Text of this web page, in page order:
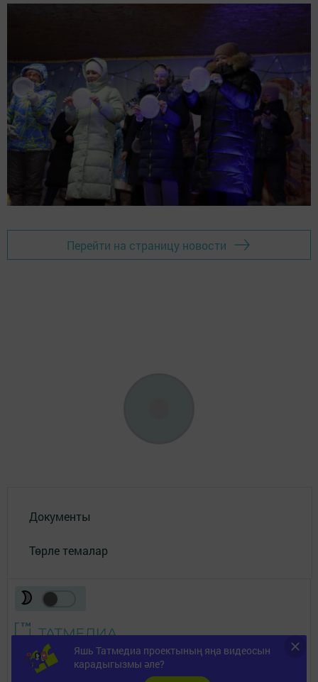
Перейти на страницу новости
Документы
Төрле темалар
Яшь Татмедиа проектының яңа видеосын
карадыгызмы әле?
Телефон АО «ТАТМЕДИА»:(843) 222 09 84